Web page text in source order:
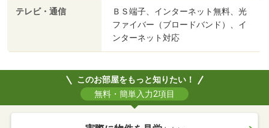
テレビ・通信
ＢＳ端子、インターネット無料、光
ファイバー（ブロードバンド）、イ
ンターネット対応
このお部屋をもっと知りたい！
無料・簡単入力2項目